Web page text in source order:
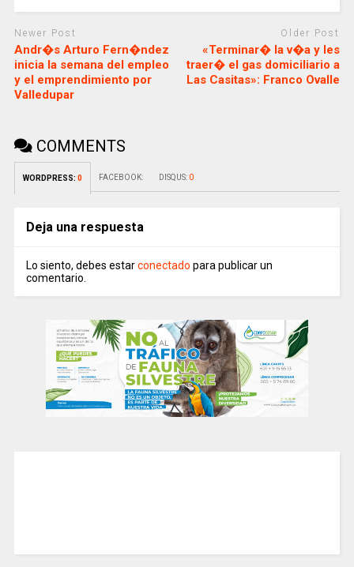
Newer Post
Andr�s Arturo Fern�ndez
inicia la semana del empleo
y el emprendimiento por
Valledupar
Older Post
«Terminar� la v�a y les
traer� el gas domiciliario a
Las Casitas»: Franco Ovalle
COMMENTS
WORDPRESS: 0 FACEBOOK: DISQUS: 0
Deja una respuesta
Lo siento, debes estarconectado para publicar un
comentario.